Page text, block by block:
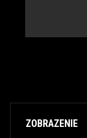
ZOBRAZENIE